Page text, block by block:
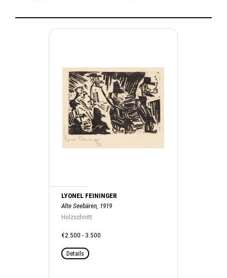
LYONEL FEININGER
Alte Seebären, 1919
Holzschnitt
€2.500 - 3.500
Details